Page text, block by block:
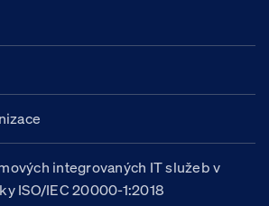
integrovaných IT služeb v
ISO/IEC 20000-1:2018